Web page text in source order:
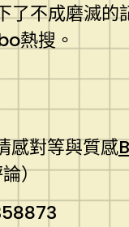
了不成磨滅的
熱搜。
感對等與質感
）